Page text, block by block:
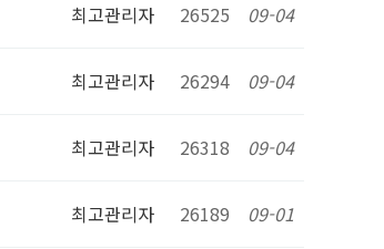
최고관리자 26525 09-04
최고관리자 26294 09-04
최고관리자 26318 09-04
최고관리자 26189 09-01